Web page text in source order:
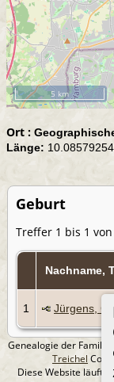
5 km
Ort :
Länge:
Geburt
Treffer 1 bis 1 von
Nachname,
1 Jürgens,
Genealogie der Familie
Treichel
Diese Website läuft